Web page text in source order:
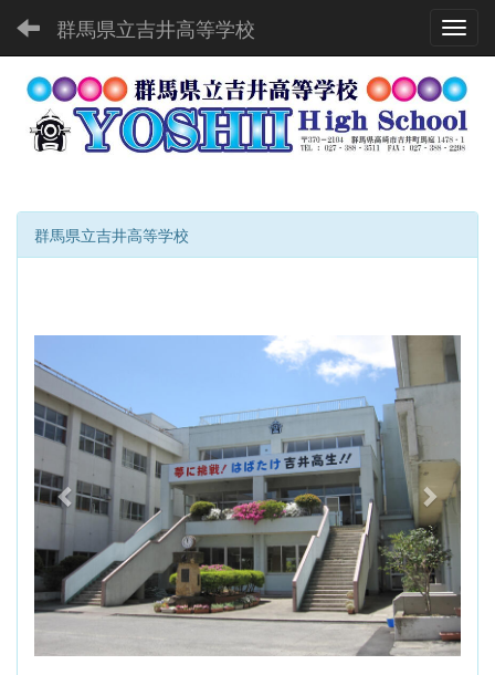
群馬県立吉井高等学校
群馬県立吉井高等学校
v
i
o
u
s
t